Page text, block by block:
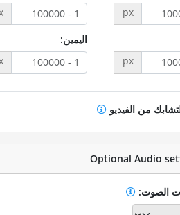
px
px
اليمين:
من الفيديو
الصوت: